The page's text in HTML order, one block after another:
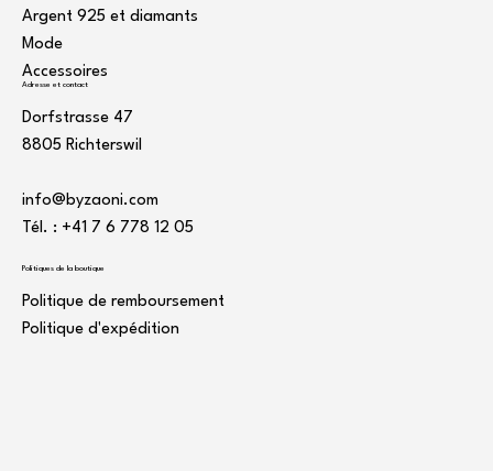
Argent 925 et diamants
Mode
Accessoires
Adresse et contact
Dorfstrasse 47
8805 Richterswil
info@byzaoni.com
Tél. : +41 7 6 778 12 05
Politiques de la boutique
Politique de remboursement
Politique d'expédition